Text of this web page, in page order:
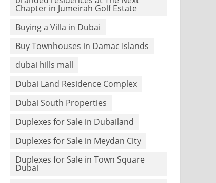
Chapter in Jumeirah Golf Estate
Buying a Villa in Dubai
Buy Townhouses in Damac Islands
dubai hills mall
Dubai Land Residence Complex
Dubai South Properties
Duplexes for Sale in Dubailand
Duplexes for Sale in Meydan City
Duplexes for Sale in Town Square
Dubai